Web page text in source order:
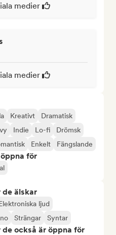
medier
medier
Kreativt
Dramatisk
Indie Lo-fi
Drömsk
Enkelt Fängslande
för
de älskar
ljud
Strängar Syntar
också är öppna för